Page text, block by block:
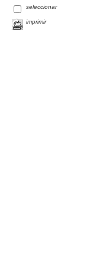
seleccionar
imprimir